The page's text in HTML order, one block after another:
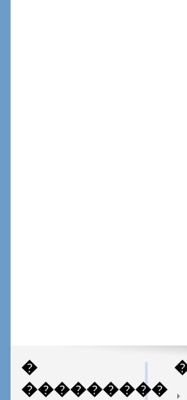
�
���������